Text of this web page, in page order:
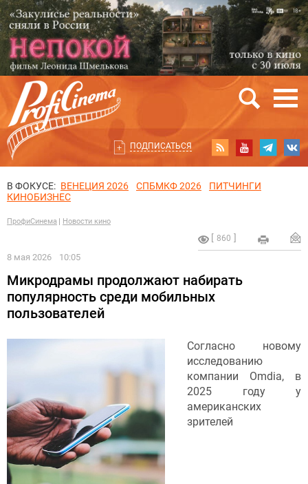
ПОДПИСАТЬСЯ
В ФОКУСЕ: ВЕНЕЦИЯ 2026 СПБМКФ 2026
ПИТЧИНГИ
КИНОБИЗНЕС
ПрофиСинема Новости кино
860
8 мая 2026 10:05
Микродрамы продолжают набирать
популярность среди мобильных
пользователей
Согласно новому
исследованию
компании Omdia, в
2025 году у
американских
зрителей